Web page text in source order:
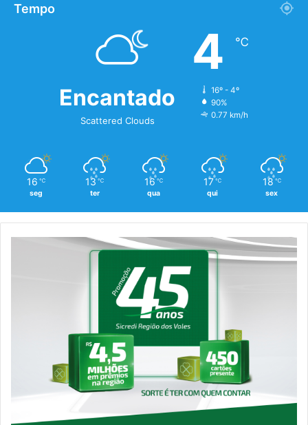
Tempo
Encantado
Scattered Clouds
4 ℃
16º - 4º
90%
0.77 km/h
16 ℃
seg
13 ℃
ter
16 ℃
qua
17 ℃
qui
18 ℃
sex